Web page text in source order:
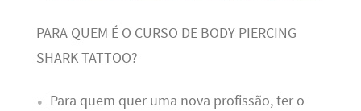
PARA QUEM É O CURSO DE BODY PIERCING
SHARK TATTOO?
Para quem quer uma nova profissão, ter o